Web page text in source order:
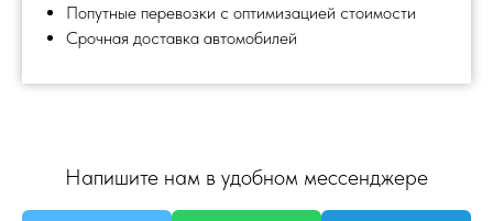
Попутные перевозки с оптимизацией стоимости
Срочная доставка автомобилей
Напишите нам в удобном мессенджере